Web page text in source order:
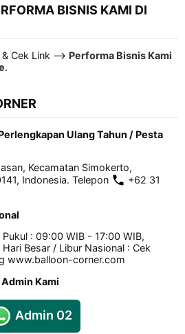
BISNIS KAMI DI
& Cek Link --> Performa Bisnis Kami
.
Ulang Tahun / Pesta
Kecamatan Simokerto,
Indonesia. Telepon
+62 31
: 09:00 WIB - 17:00 WIB,
Besar / Libur Nasional : Cek
www.balloon-corner.com
Kami
Admin 02